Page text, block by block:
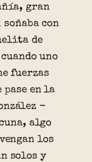
gran
con
de
uno
fuerzas
pase en la
-
algo
los
solos y